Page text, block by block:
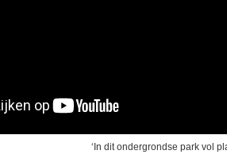
‘In dit ondergrondse park vol